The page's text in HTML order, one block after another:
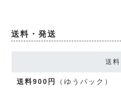
送料・発送
送料
送料900円 （ゆうパック）